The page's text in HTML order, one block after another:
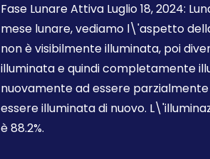
Fase Lunare Attiva Luglio 18, 2024:
mese lunare, vediamo l\'aspetto
non è visibilmente illuminata, poi
illuminata e quindi completamente
nuovamente ad essere
essere illuminata di nuovo.
è88.2%.